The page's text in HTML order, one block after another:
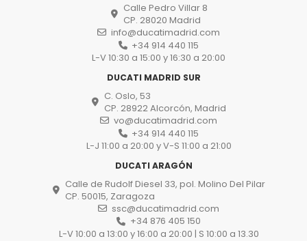
Calle Pedro Villar 8
CP. 28020 Madrid
info@ducatimadrid.com
+34 914 440 115
L-V 10:30 a 15:00 y 16:30 a 20:00
DUCATI MADRID SUR
C. Oslo, 53
CP. 28922 Alcorcón, Madrid
vo@ducatimadrid.com
+34 914 440 115
L-J 11:00 a 20:00 y V-S 11:00 a 21:00
DUCATI ARAGÓN
Calle de Rudolf Diesel 33, pol. Molino Del Pilar
CP. 50015, Zaragoza
ssc@ducatimadrid.com
+34 876 405 150
L-V 10:00 a 13:00 y 16:00 a 20:00 | S 10:00 a 13.30